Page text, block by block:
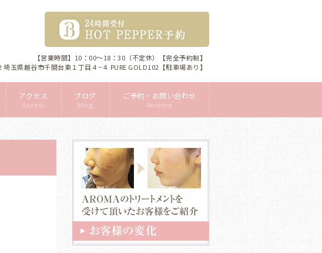
【営業時間】10：00～18：30（不定休）【完全予約制】
埼玉県越谷市千間台東１丁目４−４ PURE GOLD102【駐車場あり】
アクセス
Access
ブログ
Blog
ご予約・お問い合わせ
Reserve